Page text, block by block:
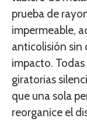
prueba de
impermeable,
anticolisión sin
impacto.
giratorias
que una sola
reorganice el